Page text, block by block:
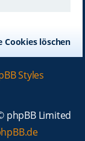
Cookies löschen
Styles
phpBB Limited